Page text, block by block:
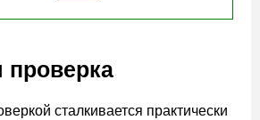
проверка
сталкивается практически